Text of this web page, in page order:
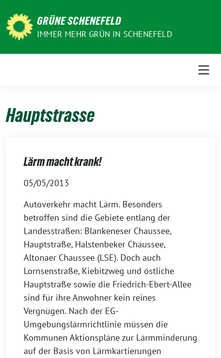
zum
Inhalt
GRÜNE SCHENEFELD
IMMER MEHR GRÜN IN SCHENEFELD
Hauptstrasse
Lärm macht krank!
05/05/2013
Autoverkehr macht Lärm. Besonders
betroffen sind die Gebiete entlang der
Landesstraßen: Blankeneser Chaussee,
Hauptstraße, Halstenbeker Chaussee,
Altonaer Chaussee (LSE). Doch auch
Lornsenstraße, Kiebitzweg und östliche
Hauptstraße sowie die Friedrich-Ebert-Allee
sind für ihre Anwohner kein reines
Vergnügen. Nach der EG-
Umgebungslärmrichtlinie müssen die
Kommunen Aktionspläne zur Lärmminderung
auf der Basis von Lärmkartierungen